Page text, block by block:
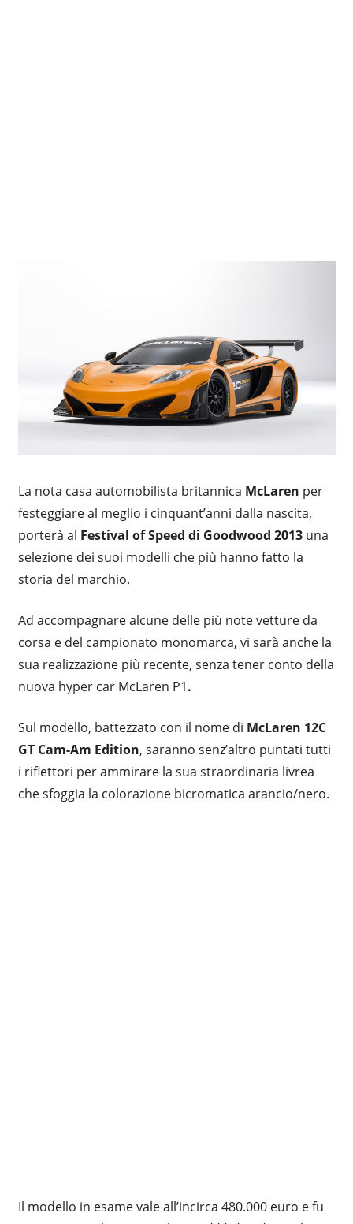
La nota casa automobilista britannica McLaren per
festeggiare al meglio i cinquant’anni dalla nascita,
porterà al Festival of Speed di Goodwood 2013una
selezione dei suoi modelli che più hanno fatto la
storia del marchio.
Ad accompagnare alcune delle più note vetture da
corsa e del campionato monomarca, vi sarà anche la
sua realizzazione più recente, senza tener conto della
nuova hyper car McLaren P1.
Sul modello, battezzato con il nome di McLaren 12C
GT Cam-Am Edition, saranno senz’altro puntati tutti
i riflettori per ammirare la sua straordinaria livrea
che sfoggia la colorazione bicromatica arancio/nero.
Il modello in esame vale all’incirca 480.000 euro e fu